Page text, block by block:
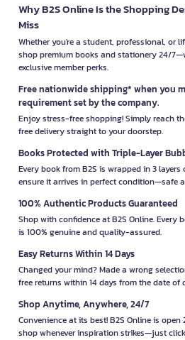
Why B2S Online Is the Shopping
Miss
Whether you're a student, professional, or
shop premium books and stationery 24/
exclusive member perks.
Free nationwide shipping* when you
requirement set by the company.
Enjoy stress-free shopping! Simply reach
free delivery straight to your doorstep.
Books Protected with Triple-Layer
Every book from B2S is wrapped in 3
ensure it arrives in perfect condition—safe
100% Authentic Products Guaranteed
Shop with confidence at B2S Online. Every
is 100% genuine and quality-assured.
Easy Returns Within 14 Days
Changed your mind? Made a wrong
free returns within 14 days from the date of
Shop Anytime, Anywhere, 24/7
Convenience at its best! B2S Online is
shop whenever inspiration strikes—just